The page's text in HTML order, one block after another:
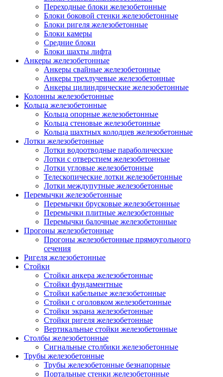
Переходные блоки железобетонные
Блоки боковой стенки железобетонные
Блоки ригеля железобетонные
Блоки камеры
Средние блоки
Блоки шахты лифта
Анкеры железобетонные
Анкеры свайные железобетонные
Анкеры трехлучевые железобетонные
Анкеры цилиндрические железобетонные
Колонны железобетонные
Кольца железобетонные
Кольца опорные железобетонные
Кольца стеновые железобетонные
Кольца шахтных колодцев железобетонные
Лотки железобетонные
Лотки водоотводные параболические
Лотки с отверстием железобетонные
Лотки угловые железобетонные
Телескопические лотки железобетонные
Лотки междупутные железобетонные
Перемычки железобетонные
Перемычки брусковые железобетонные
Перемычки плитные железобетонные
Перемычки балочные железобетонные
Прогоны железобетонные
Прогоны железобетонные прямоугольного
сечения
Ригеля железобетонные
Стойки
Стойки анкера железобетонные
Стойки фундаментные
Стойки кабельные железобетонные
Стойки с оголовком железобетонные
Стойки экрана железобетонные
Стойки ригеля железобетонные
Вертикальные стойки железобетонные
Столбы железобетонные
Сигнальные столбики железобетонные
Трубы железобетонные
Трубы железобетонные безнапорные
Портальные стенки железобетонные